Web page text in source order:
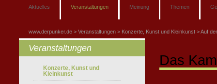
Aktuelles Veranstaltungen Meinung Themen
www.derpunker.de Veranstaltungen Konzerte, Kunst und Kleinkunst Auf
Das
Veranstaltungen
Konzerte, Kunst und
Kleinkunst